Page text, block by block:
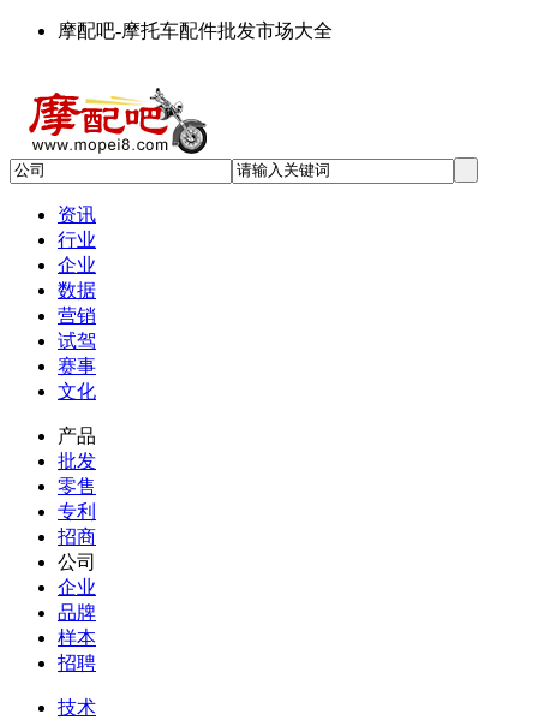
摩配吧-摩托车配件批发市场大全
资讯
行业
企业
数据
营销
试驾
赛事
文化
产品
批发
零售
专利
招商
公司
企业
品牌
样本
招聘
技术